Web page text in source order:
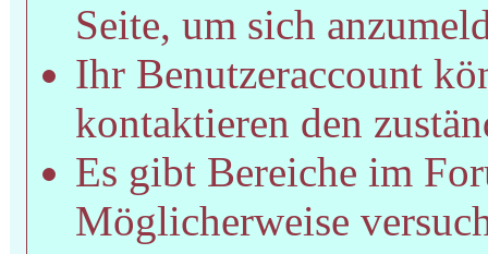
Seite, um sich
Ihr Benutzeraccount
kontaktieren den
Es gibt Bereiche im
Möglicherweise